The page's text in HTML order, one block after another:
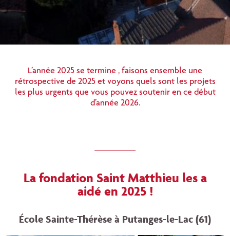
L’année 2025 se termine , faisons ensemble une
rétrospective de 2025 et voyons quels sont les projets
les plus urgents que vous pouvez soutenir en ce début
d’année 2026.
La fondation Saint Matthieu les a
aidé en 2025 !
École Sainte-Thérèse à Putanges-le-Lac (61)